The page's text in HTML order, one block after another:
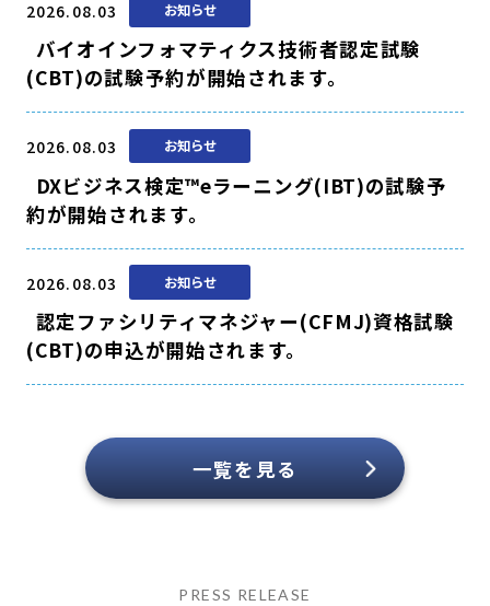
2026.08.03 お知らせ
バイオインフォマティクス技術者認定試験
(CBT)の試験予約が開始されます。
2026.08.03 お知らせ
DXビジネス検定™eラーニング(IBT)の試験予
約が開始されます。
2026.08.03 お知らせ
認定ファシリティマネジャー(CFMJ)資格試験
(CBT)の申込が開始されます。
一覧を見る
PRESS RELEASE